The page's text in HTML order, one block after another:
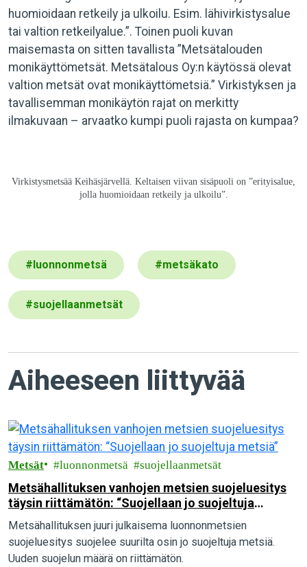
huomioidaan retkeily ja ulkoilu. Esim. lähivirkistysalue
tai valtion retkeilyalue.”. Toinen puoli kuvan
maisemasta on sitten tavallista ”Metsätalouden
monikäyttömetsät. Metsätalous Oy:n käytössä olevat
valtion metsät ovat monikäyttömetsiä.” Virkistyksen ja
tavallisemman monikäytön rajat on merkitty
ilmakuvaan – arvaatko kumpi puoli rajasta on kumpaa?
Virkistysmetsää Keihäsjärvellä. Keltaisen viivan sisäpuoli on ”erityisalue,
jolla huomioidaan retkeily ja ulkoilu”.
#luonnonmetsä #metsäkato
#suojellaanmetsät
Aiheeseen liittyvää
Metsät luonnonmetsä suojellaanmetsät
Metsähallituksen vanhojen metsien suojeluesitys
täysin riittämätön: “Suojellaan jo suojeltuja
metsiä”
Metsähallituksen juuri julkaisema luonnonmetsien
suojeluesitys suojelee suurilta osin jo suojeltuja metsiä.
Uuden suojelun määrä on riittämätön.